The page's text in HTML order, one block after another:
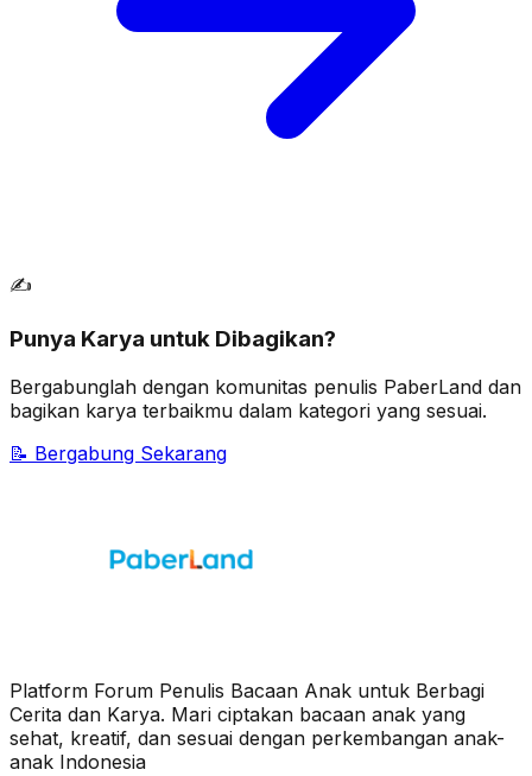
✍️
Punya Karya untuk Dibagikan?
Bergabunglah dengan komunitas penulis PaberLand dan
bagikan karya terbaikmu dalam kategori yang sesuai.
📝 Bergabung Sekarang
Platform Forum Penulis Bacaan Anak untuk Berbagi
Cerita dan Karya. Mari ciptakan bacaan anak yang
sehat, kreatif, dan sesuai dengan perkembangan anak-
anak Indonesia